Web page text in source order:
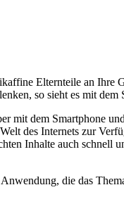
Elternteile an Ihre
so sieht es mit dem
mit dem Smartphone
des Internets zur
Inhalte auch schnell
die das